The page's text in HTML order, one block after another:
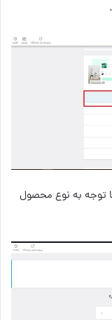
توجه به نوع محصول